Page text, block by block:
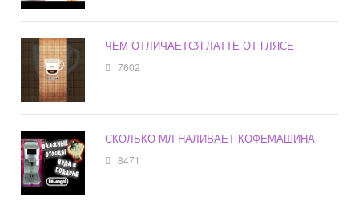
ЧЕМ ОТЛИЧАЕТСЯ ЛАТТЕ ОТ ГЛЯСЕ
7602
СКОЛЬКО МЛ НАЛИВАЕТ КОФЕМАШИНА
8471